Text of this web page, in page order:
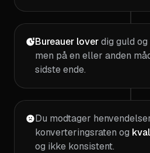
Bureauer loverdig guld
men på en eller anden
sidste ende.
Du modtager
konverteringsraten og
og ikke konsistent.